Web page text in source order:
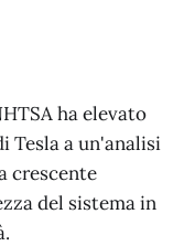
ha elevato
Tesla a un'analisi
crescente
del sistema in